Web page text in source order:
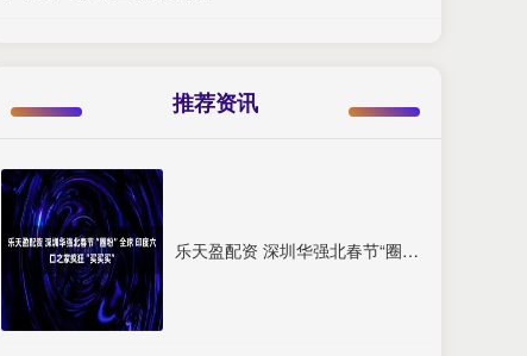
推荐资讯
乐天盈配资 深圳华强北春节“圈粉”全球 印度六口之家疯狂“买买买”